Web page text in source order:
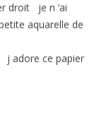
droit je n ‘ai
aquarelle de
j adore ce papier